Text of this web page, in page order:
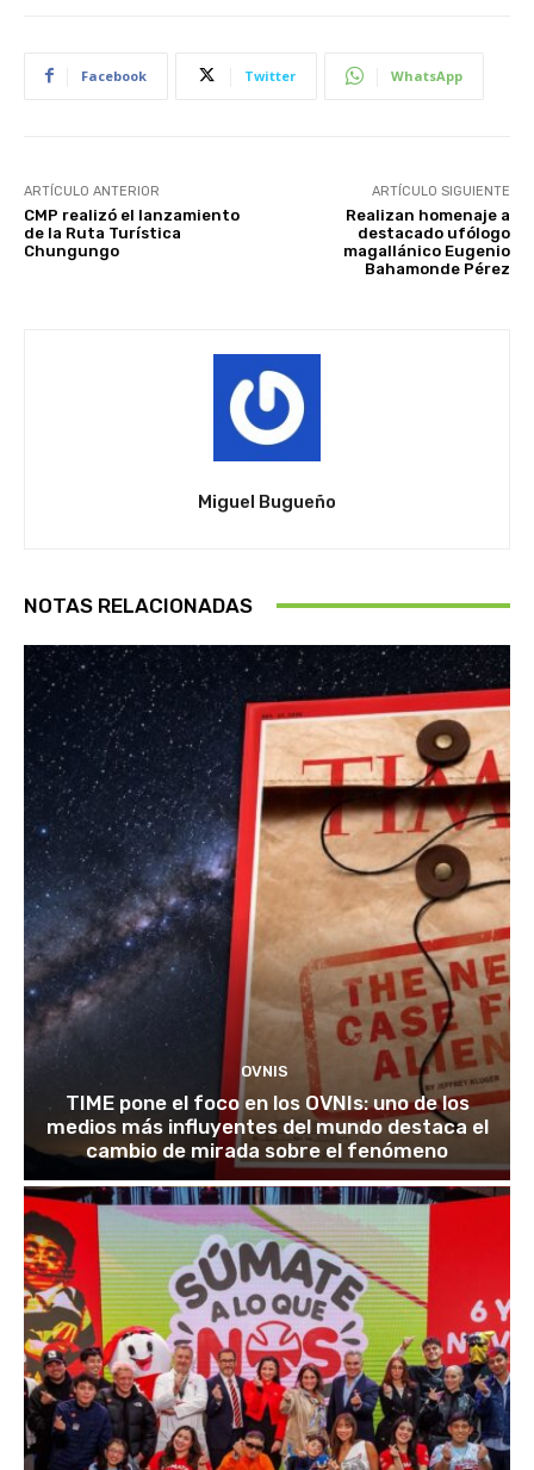
Facebook Twitter WhatsApp
ARTÍCULO ANTERIOR
CMP realizó el lanzamiento
de la Ruta Turística
Chungungo
ARTÍCULO SIGUIENTE
Realizan homenaje a
destacado ufólogo
magallánico Eugenio
Bahamonde Pérez
Miguel Bugueño
NOTAS RELACIONADAS
OVNIS
TIME pone el foco en los OVNIs: uno de los
medios más influyentes del mundo destaca el
cambio de mirada sobre el fenómeno